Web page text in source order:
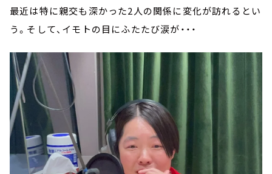
最近は特に親交も深かった2人の関係に変化が訪れるとい
う。そして、イモトの目にふたたび涙が・・・